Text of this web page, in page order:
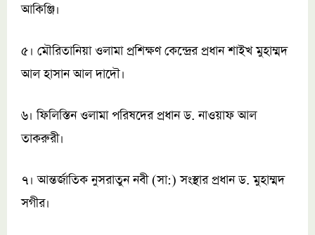
আকিঞ্জি।
৫। মৌরিতানিয়া ওলামা প্রশিক্ষণ কেন্দ্রের প্রধান শাইখ মুহাম্মদ
আল হাসান আল দাদৌ।
৬। ফিলিস্তিন ওলামা পরিষদের প্রধান ড. নাওয়াফ আল
তাকরুরী।
৭। আন্তর্জাতিক নুসরাতুন নবী (সা:) সংস্থার প্রধান ড. মুহাম্মদ
সগীর।